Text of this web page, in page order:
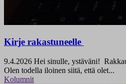
Kirje rakastuneelle
9.4.2026 Hei sinulle, ystäväni!
Olen todella iloinen siitä, että olet...
Kolumnit